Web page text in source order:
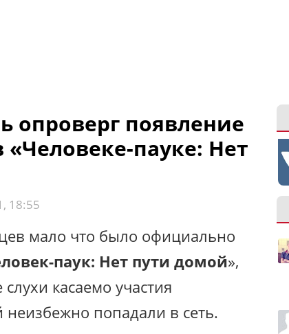
опроверг появление
пауке: Нет
18:55
мало что было официально
паук: Нет пути домой»,
касаемо участия
попадали в сеть.